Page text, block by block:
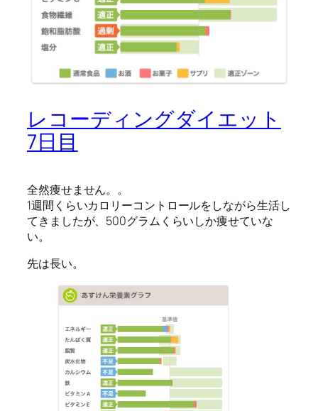
レコーディングダイエット
7日目
全然痩せません。。
1週間くらいカロリーコントロールをしながら生活し
てきましたが、500グラムくらいしか痩せていな
い。
先は長い。